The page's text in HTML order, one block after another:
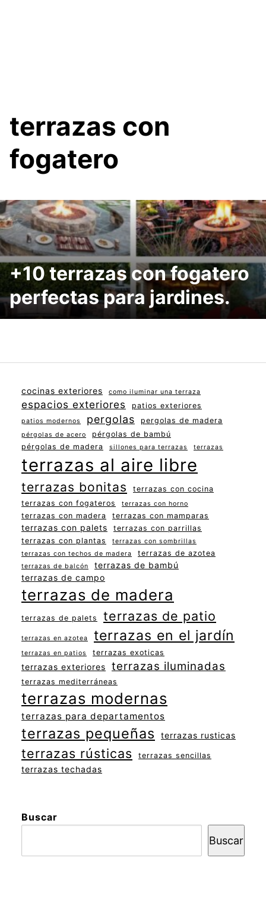
terrazas con
fogatero
+10 terrazas con fogatero
perfectas para jardines.
cocinas exteriores como iluminar una terraza
espacios exteriores patios exteriores
patios modernos pergolas pergolas de madera
pérgolas de acero
pérgolas de bambú
pérgolas de madera
sillones para terrazas terrazas
terrazas al aire libre
terrazas bonitas
terrazas con cocina
terrazas con fogateros
terrazas con horno
terrazas con madera terrazas con mamparas
terrazas con palets
terrazas con parrillas
terrazas con plantas
terrazas con sombrillas
terrazas con techos de madera
terrazas de azotea
terrazas de balcón
terrazas de bambú
terrazas de campo
terrazas de madera
terrazas de palets terrazas de patio
terrazas en azotea terrazas en el jardín
terrazas en patios terrazas exoticas
terrazas exteriores terrazas iluminadas
terrazas mediterráneas
terrazas modernas
terrazas para departamentos
terrazas pequeñas terrazas rusticas
terrazas rústicas terrazas sencillas
terrazas techadas
Buscar
Buscar